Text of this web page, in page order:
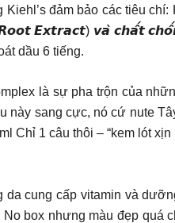
đảm bảo các tiêu
𝙀𝙭𝙩𝙧𝙖𝙘𝙩) 𝙫𝙖̀ 𝙘𝙝𝙖̂́𝙩
dầu 6 tiếng.
là sự pha trộn của
này sang cực, nó cứ nute
1 câu thôi – “kem lót xịn
cung cấp vitamin và
box nhưng màu đẹp quá